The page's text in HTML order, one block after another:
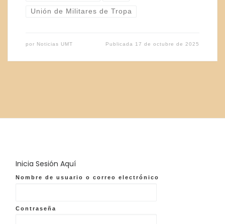
Unión de Militares de Tropa
por Noticias UMT Publicada 17 de octubre de 2025
Inicia Sesión Aquí
Nombre de usuario o correo electrónico
Contraseña